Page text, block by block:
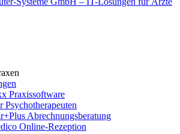
Praxissoftware
Psychotherapeuten
Abrechnungsberatung
Online-Rezeption